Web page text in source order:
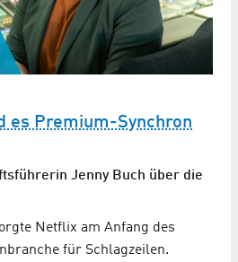
Premium-Synchron
Jenny Buch über die
Netflix am Anfang des
für Schlagzeilen.